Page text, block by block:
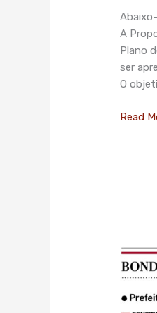
A
Plano
ser
O
Plano
Metas!
Read
Doria
diz
vai